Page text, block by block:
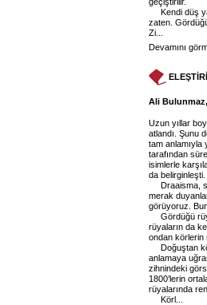
Kendi düş
zaten.
Zi...
Devamını
Ali
Uzun yıllar
atlandı. Şunu
tam
tarafından
isimlerle
da belirginleşti.
Draaisma,
merak
görüyoruz.
Gördüğü
rüyaların da
ondan körlerin
Doğuştan
anlamaya
zihnindeki
1800’lerin
rüyalarında
Körl...